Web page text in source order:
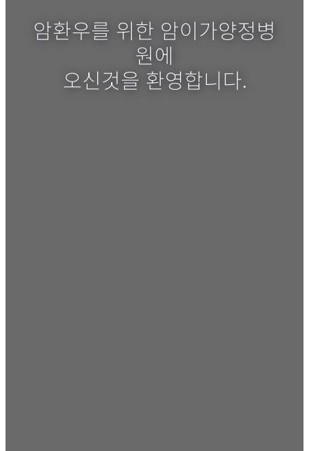
암환우를 위한 암이가양정병
원에
오신것을 환영합니다.